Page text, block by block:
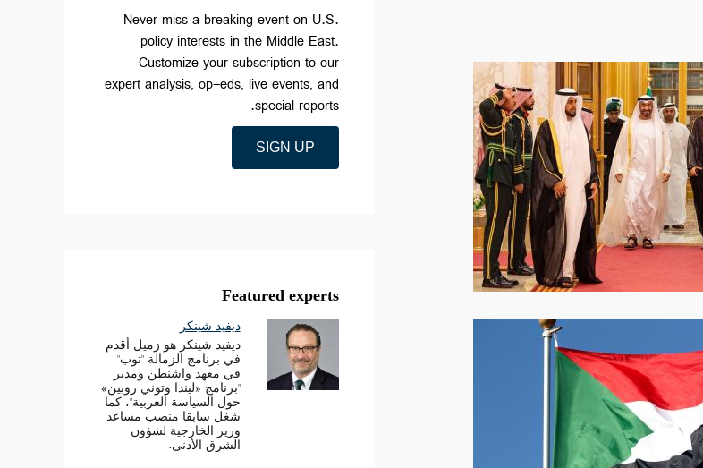
Never miss a breaking event on U.S.
policy interests in the Middle East.
Customize your subscription to our
expert analysis, op-eds, live events, and
special reports.
SIGN UP
Featured experts
ديفيد شينكر
ديفيد شينكر هو زميل أقدم
في برنامج الزمالة "توب"
في معهد واشنطن ومدير
"برنامج «ليندا وتوني روبين»
حول السياسة العربية"، كما
شغل سابقا منصب مساعد
وزير الخارجية لشؤون
الشرق الأدنى.